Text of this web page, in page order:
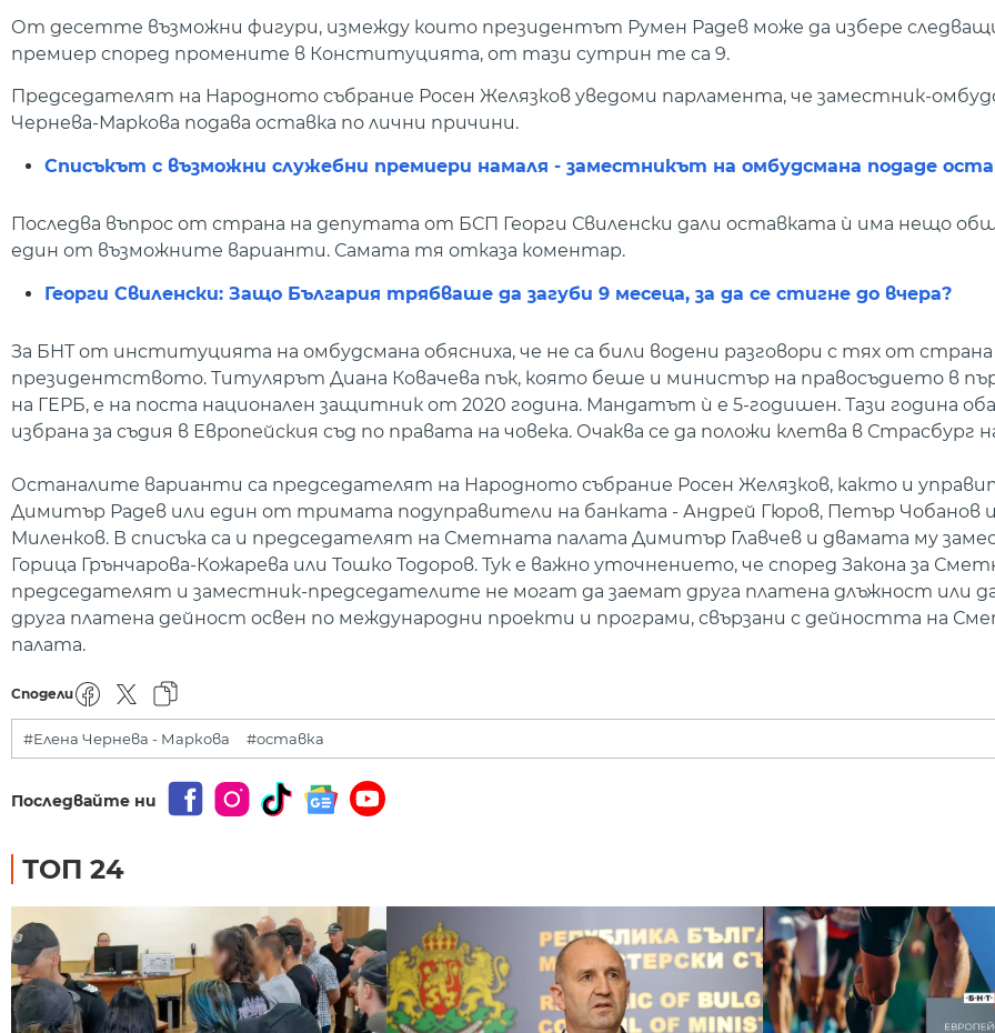
От десетте възможни фигури, измежду които президентът Румен Радев може да избере
премиер според промените в Конституцията, от тази сутрин те са 9.
Председателят на Народното събрание Росен Желязков уведоми парламента, че заместник-
Чернева-Маркова подава оставка по лични причини.
Списъкът с възможни служебни премиери намаля - заместникът на омбудсмана подаде
Последва въпрос от страна на депутата от БСП Георги Свиленски дали оставката ѝ има нещо
един от възможните варианти. Самата тя отказа коментар.
Георги Свиленски: Защо България трябваше да загуби 9 месеца, за да се стигне до вчера?
За БНТ от институцията на омбудсмана обясниха, че не са били водени разговори с тях от страна
президентството. Титулярът Диана Ковачева пък, която беше и министър на правосъдието в
на ГЕРБ, е на поста национален защитник от 2020 година. Мандатът ѝ е 5-годишен. Тази година
избрана за съдия в Европейския съд по правата на човека. Очаква се да положи клетва в Страсбург
Останалите варианти са председателят на Народното събрание Росен Желязков, както и
Димитър Радев или един от тримата подуправители на банката - Андрей Гюров, Петър Чобанов
Миленков. В списъка са и председателят на Сметната палата Димитър Главчев и двамата му
Горица Грънчарова-Кожарева или Тошко Тодоров. Тук е важно уточнението, че според Закона за
председателят и заместник-председателите не могат да заемат друга платена длъжност или
друга платена дейност освен по международни проекти и програми, свързани с дейността на
палата.
Сподели
#Елена Чернева - Маркова #оставка
Последвайте ни
ТОП 24